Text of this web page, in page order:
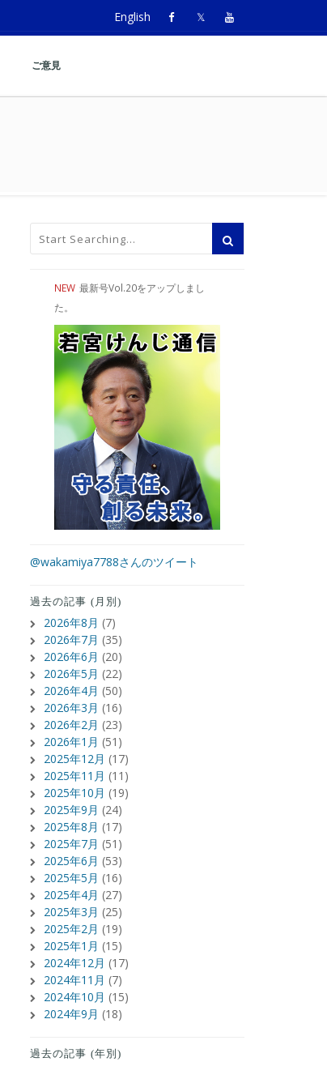
English
ご意見
NEW 最新号Vol.20をアップしまし
た。
@wakamiya7788さんのツイート
過去の記事 (月別)
2026年8月 (7)
2026年7月 (35)
2026年6月 (20)
2026年5月 (22)
2026年4月 (50)
2026年3月 (16)
2026年2月 (23)
2026年1月 (51)
2025年12月 (17)
2025年11月 (11)
2025年10月 (19)
2025年9月 (24)
2025年8月 (17)
2025年7月 (51)
2025年6月 (53)
2025年5月 (16)
2025年4月 (27)
2025年3月 (25)
2025年2月 (19)
2025年1月 (15)
2024年12月 (17)
2024年11月 (7)
2024年10月 (15)
2024年9月 (18)
過去の記事 (年別)